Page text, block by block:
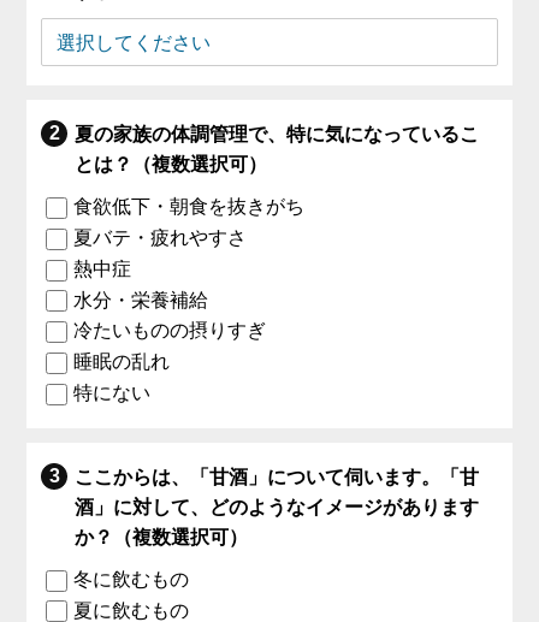
夏の家族の体調管理で、特に気になっているこ
とは？（複数選択可）
食欲低下・朝食を抜きがち
夏バテ・疲れやすさ
熱中症
水分・栄養補給
冷たいものの摂りすぎ
睡眠の乱れ
特にない
ここからは、「甘酒」について伺います。「甘
酒」に対して、どのようなイメージがあります
か？（複数選択可）
冬に飲むもの
夏に飲むもの